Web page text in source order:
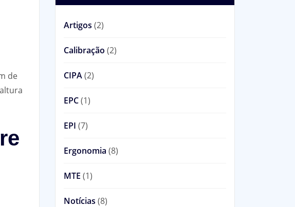
de
Artigos (2)
Calibração (2)
CIPA(2)
EPC(1)
EPI (7)
Ergonomia (8)
MTE (1)
Notícias (8)